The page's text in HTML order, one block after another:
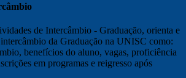
de Intercâmbio - Graduação, orienta e
da Graduação na UNISC como:
benefícios do aluno, vagas, proficiência
em programas e reigresso após